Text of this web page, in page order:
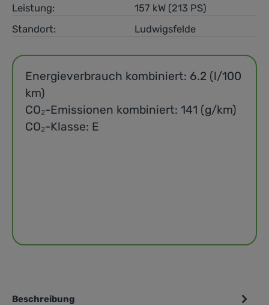
Leistung:
157 kW (213 PS)
Standort:
Ludwigsfelde
Energieverbrauch kombiniert: 6.2 (l/100
km)
CO₂-Emissionen kombiniert: 141 (g/km)
CO₂-Klasse: E
Beschreibung